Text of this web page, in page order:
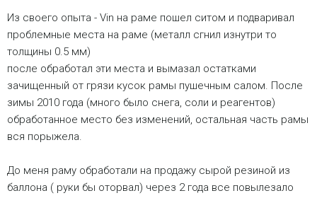
Из своего опыта - Vin на раме пошел ситом и подваривал
проблемные места на раме (металл сгнил изнутри то
толщины 0.5 мм)
после обработал эти места и вымазал остатками
зачищенный от грязи кусок рамы пушечным салом. После
зимы 2010 года (много было снега, соли и реагентов)
обработанное место без изменений, остальная часть рамы
вся порыжела.
До меня раму обработали на продажу сырой резиной из
баллона ( руки бы оторвал) через 2 года все повылезало